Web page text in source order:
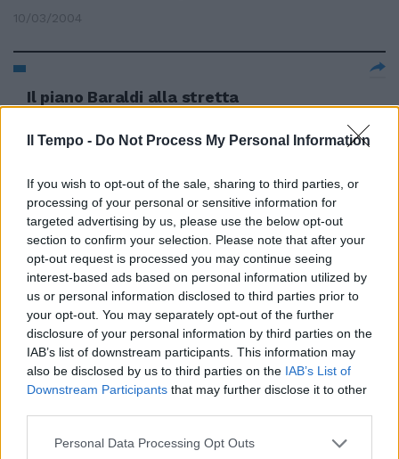
Il Tempo - Do Not Process My Personal Information
If you wish to opt-out of the sale, sharing to third parties, or
processing of your personal or sensitive information for
targeted advertising by us, please use the below opt-out
section to confirm your selection. Please note that after your
opt-out request is processed you may continue seeing
interest-based ads based on personal information utilized by
us or personal information disclosed to third parties prior to
your opt-out. You may separately opt-out of the further
disclosure of your personal information by third parties on the
IAB’s list of downstream participants. This information may
also be disclosed by us to third parties on the IAB’s List of
Downstream Participants that may further disclose it to other
Personal Data Processing Opt Outs
10/03/2004
Il piano Baraldi alla stretta
finale
22/02/2004
Mancini sulla rinascita:
«Importanti anche i recuperi di
Cesar e Lopez. E ora non ci
poniamo limiti» Il dg De Mita:
«Giochiamo il miglior calcio
d'Italia. Piano Baraldi? È la
settimana decisiva»
14/02/2004
verità» Rispunta Solari